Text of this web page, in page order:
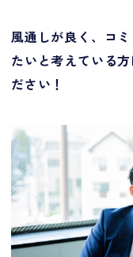
風通しが良く、コ
たいと考えている
ださい！